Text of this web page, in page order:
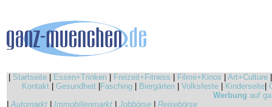
Startseite Essen+Trinken Freizeit+Fitness Filme+Kinos Art+Culture
Kontakt
Gesundheit Fasching Biergärten Volksfeste Kinderseite
Werbung auf
|Automarkt Immobilienmarkt Jobbörse Reisebörse